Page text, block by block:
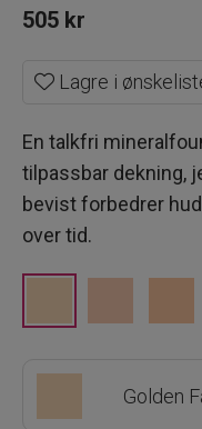
505 kr
Lagre i
En talkfri
tilpassbar dekning,
bevist forbedrer
over tid.
Golden